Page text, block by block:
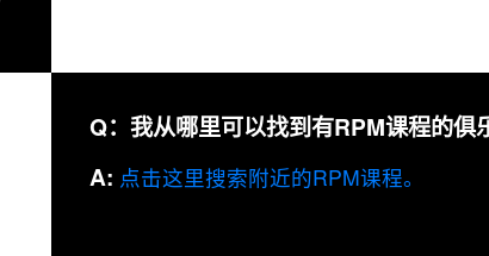
Q：我从哪里可以找到有RPM课程的俱
A: 点击这里搜索附近的RPM课程。